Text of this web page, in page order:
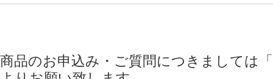
商品のお申込み・ご質問につきましては「